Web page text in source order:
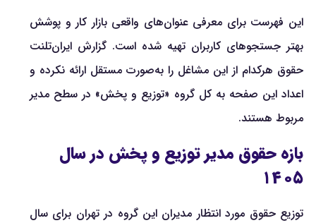
این فهرست برای معرفی عنوان‌های واقعی بازار کار و پوشش
بهتر جستجوهای کاربران تهیه شده است. گزارش ایران‌تلنت
حقوق هرکدام از این مشاغل را به‌صورت مستقل ارائه نکرده و
اعداد این صفحه به کل گروه «توزیع و پخش» در سطح مدیر
مربوط هستند.
بازه حقوق مدیر توزیع و پخش در سال
۱۴۰۵
توزیع حقوق مورد انتظار مدیران این گروه در تهران برای سال